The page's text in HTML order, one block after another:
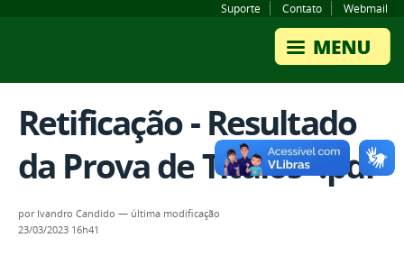
Suporte Contato Webmail
Retificação - Resultado
da Prova de Títulos -.pdf
por Ivandro Candido — última modificação
23/03/2023 16h41